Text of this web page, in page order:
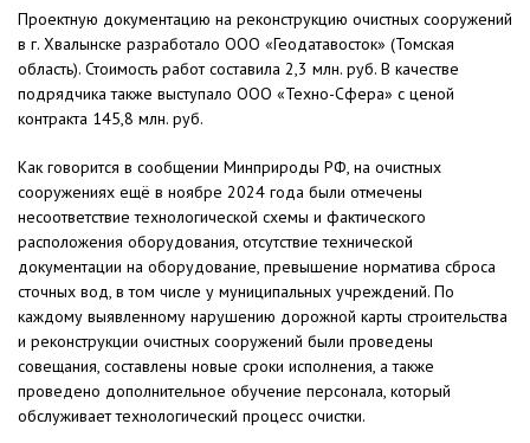
Проектную документацию на реконструкцию очистных сооружений
в г. Хвалынске разработало ООО «Геодатавосток» (Томская
область). Стоимость работ составила 2,3 млн. руб. В качестве
подрядчика также выступало ООО «Техно-Сфера» с ценой
контракта 145,8 млн. руб.
Как говорится в сообщении Минприроды РФ, на очистных
сооружениях ещё в ноябре 2024 года были отмечены
несоответствие технологической схемы и фактического
расположения оборудования, отсутствие технической
документации на оборудование, превышение норматива сброса
сточных вод, в том числе у муниципальных учреждений. По
каждому выявленному нарушению дорожной карты строительства
и реконструкции очистных сооружений были проведены
совещания, составлены новые сроки исполнения, а также
проведено дополнительное обучение персонала, который
обслуживает технологический процесс очистки.